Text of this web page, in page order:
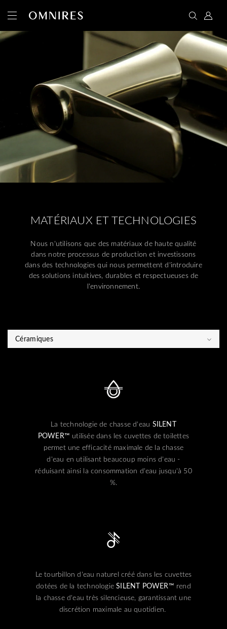
MATÉRIAUX ET TECHNOLOGIES
Nous n'utilisons que des matériaux de haute qualité
dans notre processus de production et investissons
dans des technologies qui nous permettent d'introduire
des solutions intuitives, durables et respectueuses de
l'environnement.
Céramiques
La technologie de chasse d'eau SILENT
POWER™ utilisée dans les cuvettes de toilettes
permet une efficacité maximale de la chasse
d'eau en utilisant beaucoup moins d'eau -
réduisant ainsi la consommation d'eau jusqu'à 50
%.
Le tourbillon d'eau naturel créé dans les cuvettes
dotées de la technologieSILENT POWER™ rend
la chasse d'eau très silencieuse, garantissant une
discrétion maximale au quotidien. ​